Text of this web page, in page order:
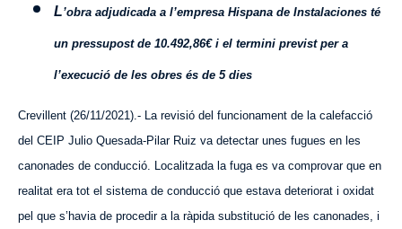
L’obra adjudicada a l’empresa Hispana de Instalaciones té
un pressupost de 10.492,86€ i el termini previst per a
l’execució de les obres és de 5 dies
Crevillent (26/11/2021).- La revisió del funcionament de la calefacció
del CEIP Julio Quesada-Pilar Ruiz va detectar unes fugues en les
canonades de conducció. Localitzada la fuga es va comprovar que en
realitat era tot el sistema de conducció que estava deteriorat i oxidat
pel que s’havia de procedir a la ràpida substitució de les canonades, i